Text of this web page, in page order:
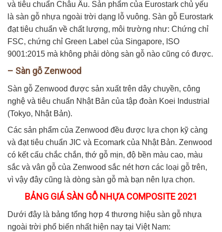
và tiêu chuẩn Châu Âu. Sản phẩm của Eurostark chủ yếu
là sàn gỗ nhựa ngoài trời dạng lỗ vuông. Sàn gỗ Eurostark
đạt tiêu chuẩn về chất lượng, môi trường như: Chứng chỉ
FSC, chứng chỉ Green Label của Singapore, ISO
9001:2015 mà không phải dòng sàn gỗ nào cũng có được.
– Sàn gỗ Zenwood
Sàn gỗ Zenwood được sản xuất trên dây chuyền, công
nghệ và tiêu chuẩn Nhật Bản của tập đoàn Koei Industrial
(Tokyo, Nhật Bản).
Các sản phẩm của Zenwood đều được lựa chọn kỹ càng
và đạt tiêu chuẩn JIC và Ecomark của Nhật Bản. Zenwood
có kết cấu chắc chắn, thớ gỗ mịn, độ bền màu cao, màu
sắc và vân gỗ của Zenwood sắc nét hơn các loại gỗ trên,
vì vậy đây cũng là dòng sàn gỗ mà bạn nên lựa chọn.
BẢNG GIÁ SÀN GỖ NHỰA COMPOSITE 2021
Dưới đây là bảng tổng hợp 4 thương hiệu sàn gỗ nhựa
ngoài trời phổ biến nhất hiện nay tại Việt Nam: